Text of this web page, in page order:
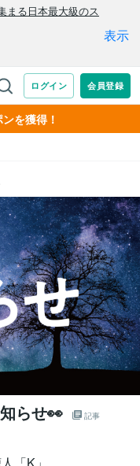
を獲得！
らせ👀 記事
「K」